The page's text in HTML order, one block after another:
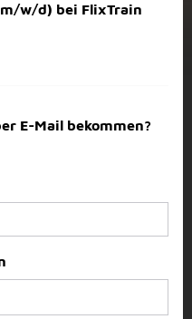
w/d) bei FlixTrain
E-Mail bekommen?